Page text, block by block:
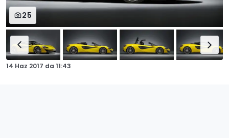
25
14 Haz 2017 da 11:43